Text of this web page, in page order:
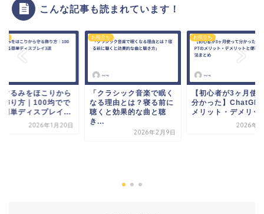
こんな記事も読まれています！
ぐるみをほこりから
飾り方｜100均でで
簡単ディスプレイ...
2026年1月20日
お役立ち
「クラシック音楽で眠く
なる理由とは？寝る前に
聴くと効果的な曲と聴
き...
2026年2月9日
お役立ち
【初心者が3ヶ月使
分かった】
メリット・デメリッ
2026年3